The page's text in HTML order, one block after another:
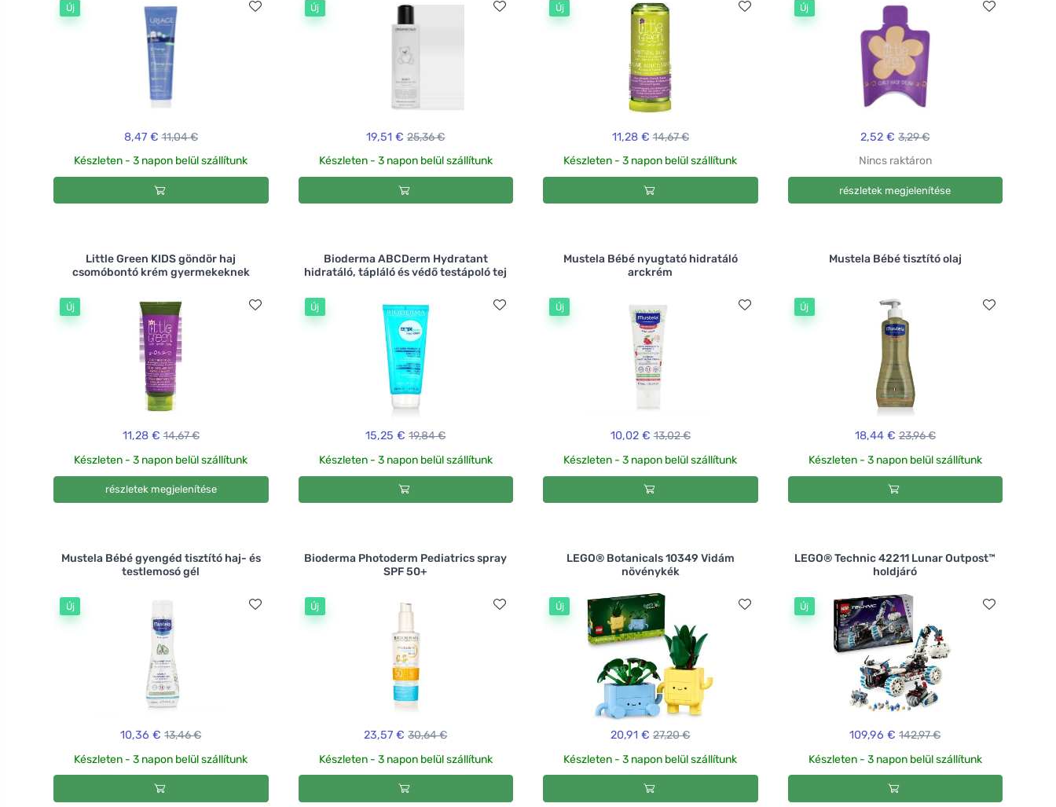
Új
8,47 € 11,04 €
Készleten - 3 napon belül szállítunk
Új
19,51 € 25,36 €
Készleten - 3 napon belül szállítunk
Új
11,28 € 14,67 €
Készleten - 3 napon belül szállítunk
Új
2,52 € 3,29 €
Nincs raktáron
részletek megjelenítése
Little Green KIDS göndör haj
csomóbontó krém gyermekeknek
Új
11,28 € 14,67 €
Készleten - 3 napon belül szállítunk
részletek megjelenítése
Bioderma ABCDerm Hydratant
hidratáló, tápláló és védő testápoló tej
Új
15,25 € 19,84 €
Készleten - 3 napon belül szállítunk
Mustela Bébé nyugtató hidratáló
arckrém
Új
10,02 € 13,02 €
Készleten - 3 napon belül szállítunk
Mustela Bébé tisztító olaj
Új
18,44 € 23,96 €
Készleten - 3 napon belül szállítunk
Mustela Bébé gyengéd tisztító haj- és
testlemosó gél
Új
10,36 € 13,46 €
Készleten - 3 napon belül szállítunk
Bioderma Photoderm Pediatrics spray
SPF 50+
Új
23,57 € 30,64 €
Készleten - 3 napon belül szállítunk
LEGO® Botanicals 10349 Vidám
növénykék
Új
20,91 € 27,20 €
Készleten - 3 napon belül szállítunk
LEGO® Technic 42211 Lunar Outpost™
holdjáró
Új
109,96 € 142,97 €
Készleten - 3 napon belül szállítunk